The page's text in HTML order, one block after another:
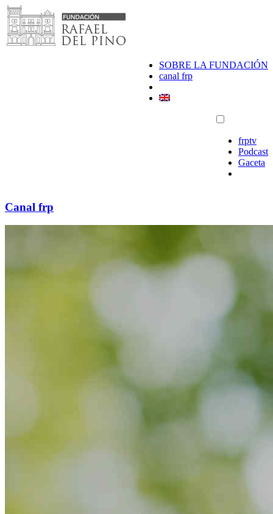
Saltar
al
contenido
SOBRE LA FUNDACIÓN
canal frp
frptv
Podcast
Gaceta
Canal frp